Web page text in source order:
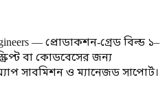
— প্রোডাকশন-গ্রেড বিল্ড ১–
বা কোডবেসের জন্য
সাবমিশন ও ম্যানেজড সাপোর্ট।